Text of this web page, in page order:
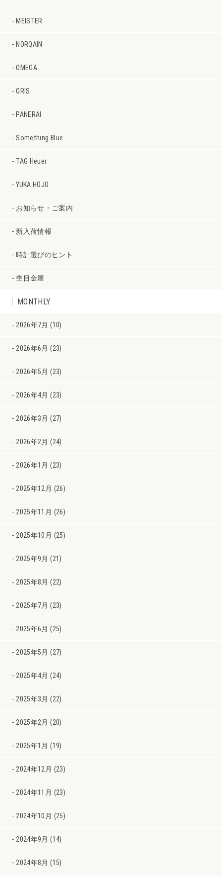
MEISTER
NORQAIN
OMEGA
ORIS
PANERAI
Something Blue
TAG Heuer
YUKA HOJO
お知らせ・ご案内
新入荷情報
時計選びのヒント
杢目金屋
MONTHLY
2026年7月 (10)
2026年6月 (23)
2026年5月 (23)
2026年4月 (23)
2026年3月 (27)
2026年2月 (24)
2026年1月 (23)
2025年12月 (26)
2025年11月 (26)
2025年10月 (25)
2025年9月 (21)
2025年8月 (22)
2025年7月 (23)
2025年6月 (25)
2025年5月 (27)
2025年4月 (24)
2025年3月 (22)
2025年2月 (20)
2025年1月 (19)
2024年12月 (23)
2024年11月 (23)
2024年10月 (25)
2024年9月 (14)
2024年8月 (15)